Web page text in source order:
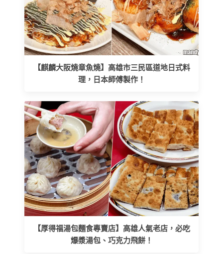
【麒麟大阪燒章魚燒】高雄市三民區道地日式料
理，日本師傅製作！
【厚得福湯包麵食專賣店】高雄人氣老店，必吃
爆漿湯包、巧克力飛餅！